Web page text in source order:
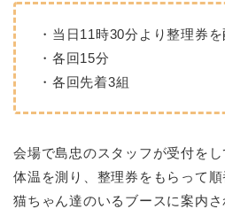
・当日11時30分より整理券
・各回15分
・各回先着3組
会場で島忠のスタッフが受付をし
体温を測り、整理券をもらって
猫ちゃん達のいるブースに案内さ